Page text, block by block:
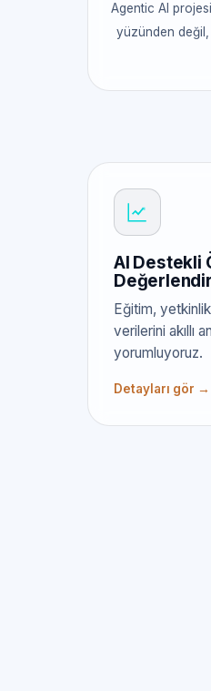
Agentic AI
yüzünden değil,
AI Destekli
Eğitim,
verilerini akıllı
yorumluyoruz.
Detayları gör →